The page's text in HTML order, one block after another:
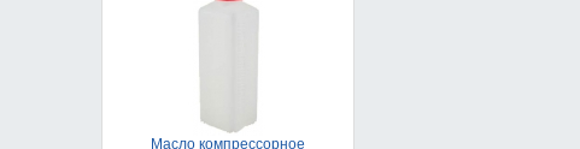
Масло компрессорное